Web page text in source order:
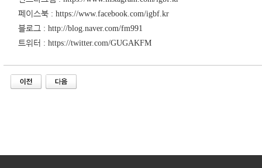
페이스북 :https://www.facebook.com/igbf.kr
블로그 : http://blog.naver.com/fm991
트위터 : https://twitter.com/GUGAKFM